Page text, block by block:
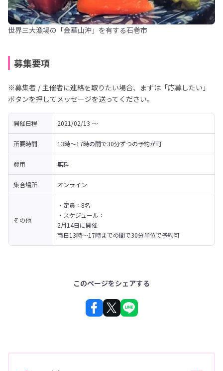
世界三大漁場の「金華山沖」を有する石巻市
募集要項
※募集者 / 主催者に連絡を取りたい場合、まずは「応募したい」
ボタンを押してメッセージを送ってください。
開催日程 2021/02/13 〜
所要時間 13時～17時の間で30分ずつの予約が可
費用 無料
集合場所 オンライン
その他
・定員：8名
・スケジュール：
2月14日に開催
両日13時～17時までの間で30分単位で予約可
このページをシェアする